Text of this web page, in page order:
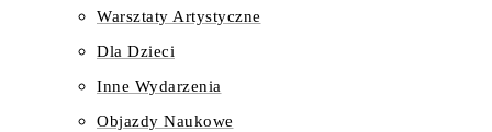
Warsztaty Artystyczne
Dla Dzieci
Inne Wydarzenia
Objazdy Naukowe